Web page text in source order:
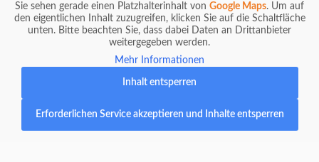
Sie sehen gerade einen Platzhalterinhalt von Google Maps. Um auf
den eigentlichen Inhalt zuzugreifen, klicken Sie auf die Schaltfläche
unten. Bitte beachten Sie, dass dabei Daten an Drittanbieter
weitergegeben werden.
Mehr Informationen
Inhalt entsperren
Erforderlichen Service akzeptieren und Inhalte entsperren